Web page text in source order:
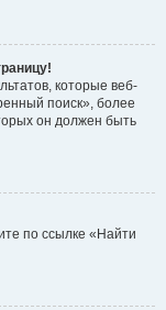
которые веб-
поиск», более
он должен быть
по ссылке «Найти